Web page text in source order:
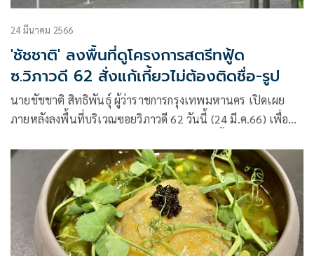
24 มีนาคม 2566
'ชัชชาติ' ลงพื้นที่ดูโครงการสตรีทฟู้ด
ซ.วิภาวดี 62 สั่งแก้เกี้ยวไม่ต้องติดชื่อ-รูป
นายชัชชาติ สิทธิพันธุ์ ผู้ว่าราชการกรุงเทพมหานคร เปิดเผย
ภายหลังลงพื้นที่บริเวณซอยวิภาวดี 62 วันนี้ (24 มี.ค.66) เพื่อ
ความสวยงาม เขตทางกว้างและมีต้นไม้เขียวตลอดเส้นทาง